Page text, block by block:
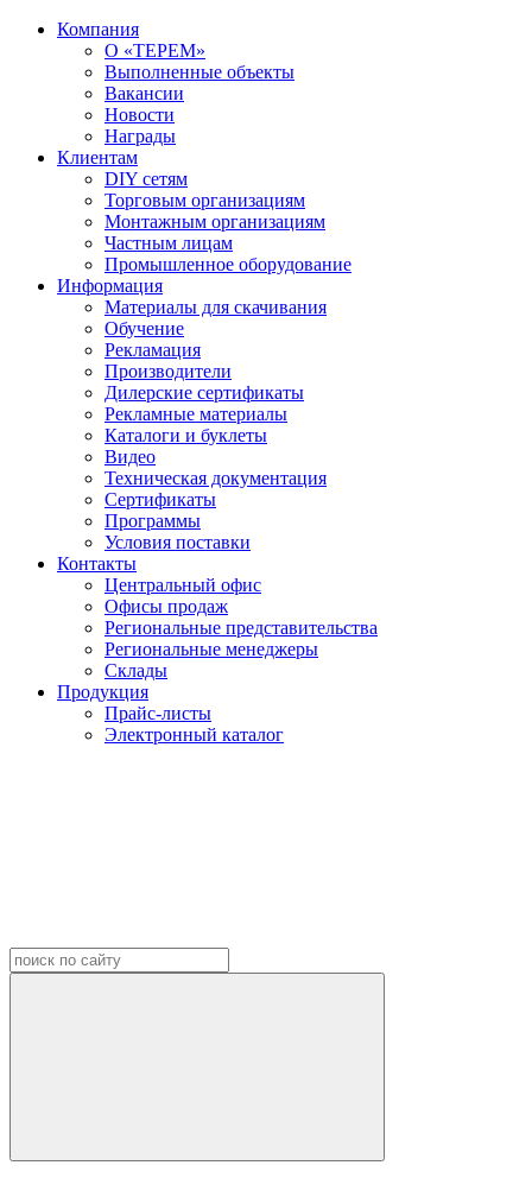
Компания
О «ТЕРЕМ»
Выполненные объекты
Вакансии
Новости
Награды
Клиентам
DIY сетям
Торговым организациям
Монтажным организациям
Частным лицам
Промышленное оборудование
Информация
Материалы для скачивания
Обучение
Рекламация
Производители
Дилерские сертификаты
Рекламные материалы
Каталоги и буклеты
Видео
Техническая документация
Сертификаты
Программы
Условия поставки
Контакты
Центральный офис
Офисы продаж
Региональные представительства
Региональные менеджеры
Склады
Продукция
Прайс-листы
Электронный каталог